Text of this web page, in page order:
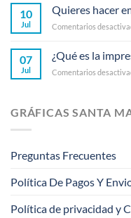
10
Jul
Quieres hacer
Comentarios
07
Jul
¿Qué es la
Comentarios
GRÁFICAS SANTA
Preguntas Frecuentes
Política De Pagos Y
Política de privacidad y